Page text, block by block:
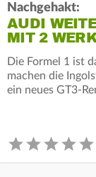
Nachgehakt:
AUDI
MIT 2
Die Formel 1 ist
machen die
ein neues GT3-